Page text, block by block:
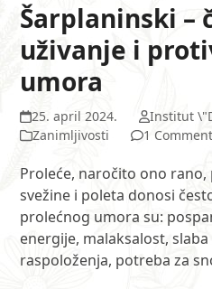
Šarplaninski –
uživanje i
umora
25. april 2024.
Institut
Zanimljivosti
1 Comment
Proleće, naročito ono
svežine i poleta donosi
prolećnog umora su:
energije, malaksalost,
raspoloženja, potreba za